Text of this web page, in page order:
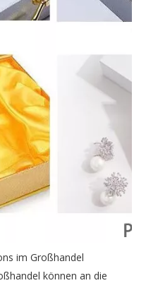
im Großhandel
können an die